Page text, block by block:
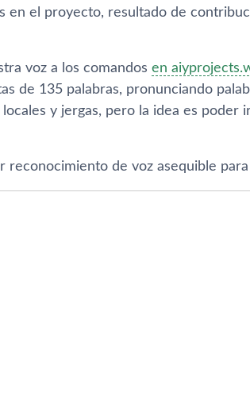
en el proyecto, resultado de
voz a los comandos en
de 135 palabras, pronunciando
y jergas, pero la idea es poder
reconocimiento de voz asequible